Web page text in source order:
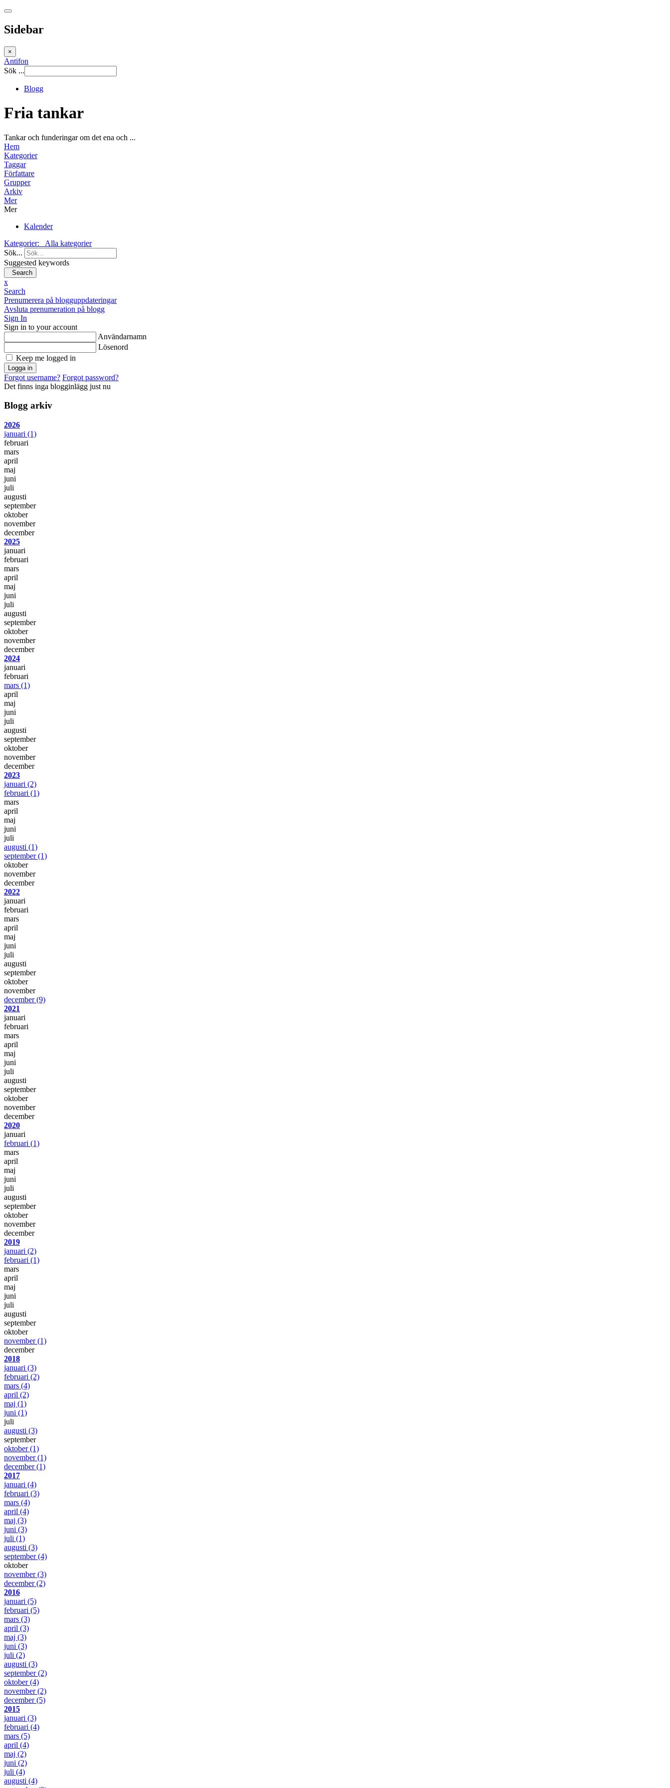
Sidebar
×
Antifon
Sök ...
Blogg
Fria tankar
Tankar och funderingar om det ena och ...
Hem
Kategorier
Taggar
Författare
Grupper
Arkiv
Mer
Mer
Kalender
Kategorier:
Alla kategorier
Sök...
Suggested keywords
Search
x
Search
Prenumerera på blogguppdateringar
Avsluta prenumeration på blogg
Sign In
Sign in to your account
Användarnamn
Lösenord
Keep me logged in
Logga in
Forgot username? Forgot password?
Det finns inga blogginlägg just nu
Blogg arkiv
2026
januari (1)
februari
mars
april
maj
juni
juli
augusti
september
oktober
november
december
2025
januari
februari
mars
april
maj
juni
juli
augusti
september
oktober
november
december
2024
januari
februari
mars (1)
april
maj
juni
juli
augusti
september
oktober
november
december
2023
januari (2)
februari (1)
mars
april
maj
juni
juli
augusti (1)
september(1)
oktober
november
december
2022
januari
februari
mars
april
maj
juni
juli
augusti
september
oktober
november
december(9)
2021
januari
februari
mars
april
maj
juni
juli
augusti
september
oktober
november
december
2020
januari
februari (1)
mars
april
maj
juni
juli
augusti
september
oktober
november
december
2019
januari (2)
februari (1)
mars
april
maj
juni
juli
augusti
september
oktober
november(1)
december
2018
januari (3)
februari (2)
mars (4)
april (2)
maj (1)
juni (1)
juli
augusti (3)
september
oktober(1)
november(1)
december(1)
2017
januari (4)
februari (3)
mars (4)
april (4)
maj (3)
juni (3)
juli (1)
augusti (3)
september(4)
oktober
november(3)
december(2)
2016
januari (5)
februari (5)
mars (3)
april (3)
maj (3)
juni (3)
juli (2)
augusti (3)
september(2)
oktober(4)
november(2)
december(5)
2015
januari (3)
februari (4)
mars (5)
april (4)
maj (2)
juni (2)
juli (4)
augusti (4)